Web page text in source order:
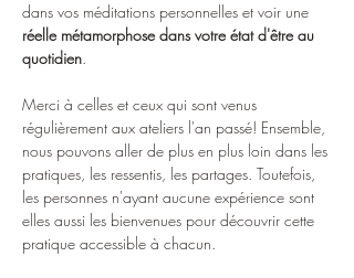
dans vos méditations personnelles et voir une
réelle métamorphose dans votre état d'être au
quotidien.
Merci à celles et ceux qui sont venus
régulièrement aux ateliers l'an passé! Ensemble,
nous pouvons aller de plus en plus loin dans les
pratiques, les ressentis, les partages. Toutefois,
les personnes n'ayant aucune expérience sont
elles aussi les bienvenues pour découvrir cette
pratique accessible à chacun.